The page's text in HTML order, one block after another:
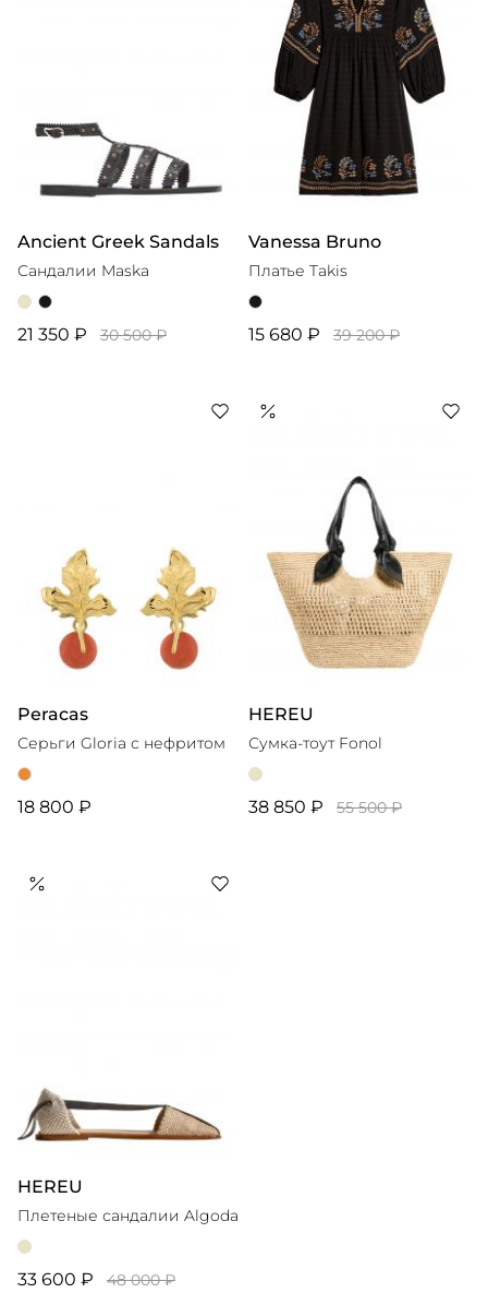
Ancient Greek Sandals
Сандалии Maska
21 350 ₽ 30 500 ₽
Vanessa Bruno
Платье Takis
15 680 ₽ 39 200 ₽
Peracas
Серьги Gloria с нефритом
18 800 ₽
HEREU
Сумка-тоут Fonol
38 850 ₽ 55 500 ₽
HEREU
Плетеные сандалии Algoda
33 600 ₽ 48 000 ₽